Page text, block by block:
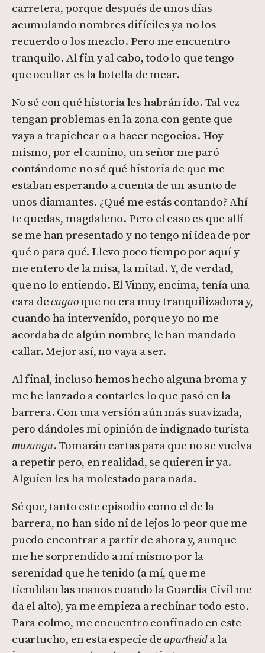
carretera, porque después de unos días
acumulando nombres difíciles ya no los
recuerdo o los mezclo. Pero me encuentro
tranquilo. Al fin y al cabo, todo lo que tengo
que ocultar es la botella de mear.
No sé con qué historia les habrán ido. Tal vez
tengan problemas en la zona con gente que
vaya a trapichear o a hacer negocios. Hoy
mismo, por el camino, un señor me paró
contándome no sé qué historia de que me
estaban esperando a cuenta de un asunto de
unos diamantes. ¿Qué me estás contando? Ahí
te quedas, magdaleno. Pero el caso es que allí
se me han presentado y no tengo ni idea de por
qué o para qué. Llevo poco tiempo por aquí y
me entero de la misa, la mitad. Y, de verdad,
que no lo entiendo. El Vinny, encima, tenía una
cara decagao que no era muy tranquilizadora y,
cuando ha intervenido, porque yo no me
acordaba de algún nombre, le han mandado
callar. Mejor así, no vaya a ser.
Al final, incluso hemos hecho alguna broma y
me he lanzado a contarles lo que pasó en la
barrera. Con una versión aún más suavizada,
pero dándoles mi opinión de indignado turista
muzungu. Tomarán cartas para que no se vuelva
a repetir pero, en realidad, se quieren ir ya.
Alguien les ha molestado para nada.
Sé que, tanto este episodio como el de la
barrera, no han sido ni de lejos lo peor que me
puedo encontrar a partir de ahora y, aunque
me he sorprendido a mí mismo por la
serenidad que he tenido (a mí, que me
tiemblan las manos cuando la Guardia Civil me
da el alto), ya me empieza a rechinar todo esto.
Para colmo, me encuentro confinado en este
cuartucho, en esta especie deapartheida la